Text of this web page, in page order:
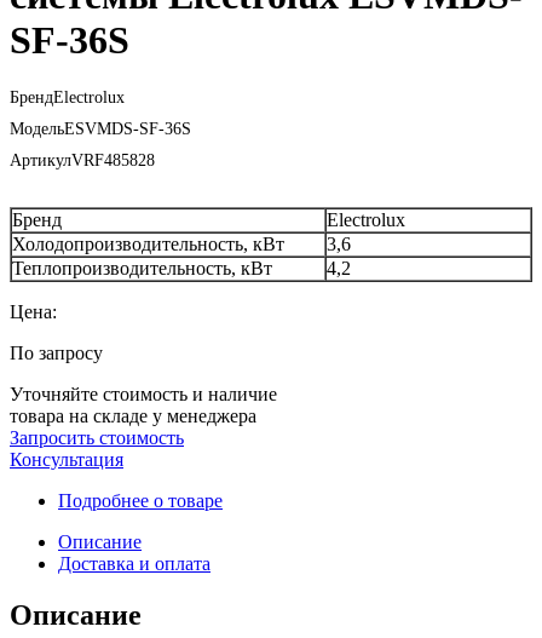
SF-36S
БрендElectrolux
МодельESVMDS-SF-36S
АртикулVRF485828
Бренд
Electrolux
Холодопроизводительность, кВт
3,6
Теплопроизводительность, кВт
4,2
Цена:
По запросу
Уточняйте стоимость и наличие
товара на складе у менеджера
Запросить стоимость
Консультация
Подробнее о товаре
Описание
Доставка и оплата
Описание